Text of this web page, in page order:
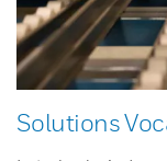
Solutions